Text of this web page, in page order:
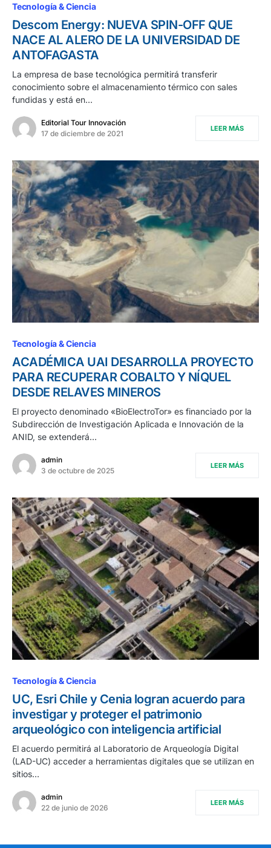
Tecnología & Ciencia
Descom Energy: NUEVA SPIN-OFF QUE
NACE AL ALERO DE LA UNIVERSIDAD DE
ANTOFAGASTA
La empresa de base tecnológica permitirá transferir
conocimiento sobre el almacenamiento térmico con sales
fundidas y está en…
Editorial Tour Innovación
17 de diciembre de 2021
LEER MÁS
Tecnología & Ciencia
ACADÉMICA UAI DESARROLLA PROYECTO
PARA RECUPERAR COBALTO Y NÍQUEL
DESDE RELAVES MINEROS
El proyecto denominado «BioElectroTor» es financiado por la
Subdirección de Investigación Aplicada e Innovación de la
ANID, se extenderá…
admin
3 de octubre de 2025
LEER MÁS
Tecnología & Ciencia
UC, Esri Chile y Cenia logran acuerdo para
investigar y proteger el patrimonio
arqueológico con inteligencia artificial
El acuerdo permitirá al Laboratorio de Arqueología Digital
(LAD-UC) acceder a herramientas digitales que se utilizan en
sitios…
admin
22 de junio de 2026
LEER MÁS